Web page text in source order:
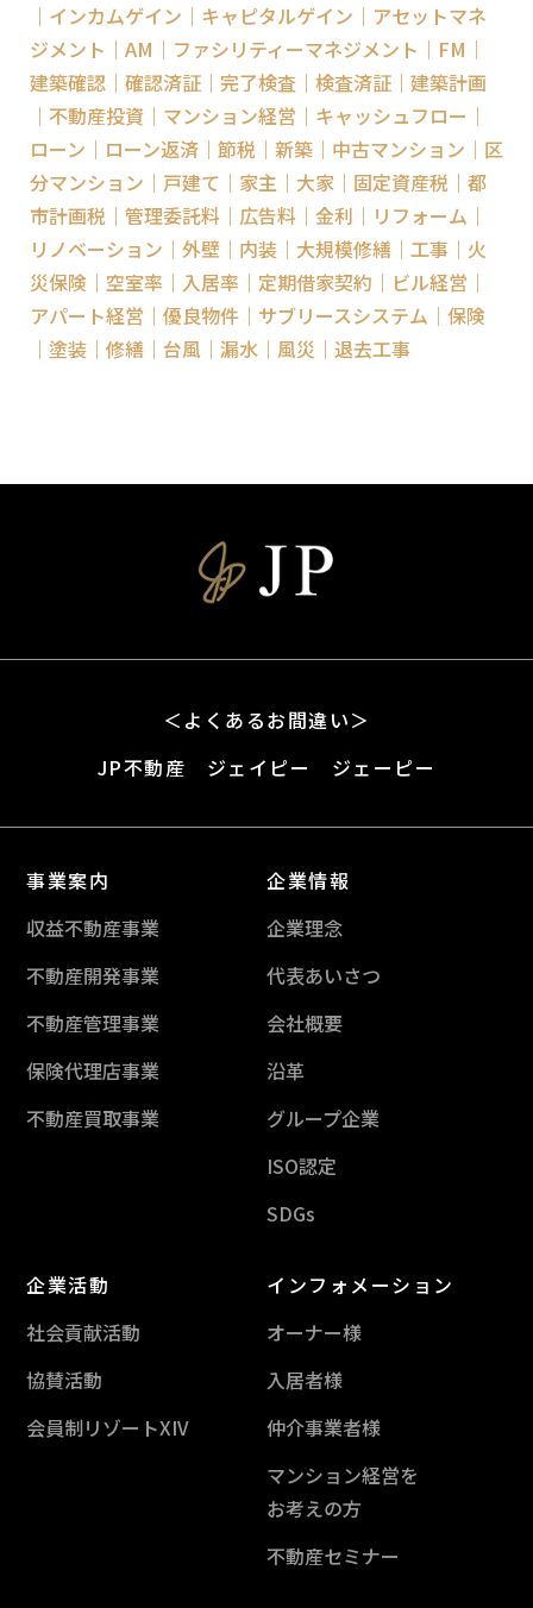
｜インカムゲイン｜キャピタルゲイン｜アセットマネ
ジメント｜AM｜ファシリティーマネジメント｜FM｜
建築確認｜確認済証｜完了検査｜検査済証｜建築計画
｜不動産投資｜マンション経営｜キャッシュフロー｜
ローン｜ローン返済｜節税｜新築｜中古マンション｜区
分マンション｜戸建て｜家主｜大家｜固定資産税｜都
市計画税｜管理委託料｜広告料｜金利｜リフォーム｜
リノベーション｜外壁｜内装｜大規模修繕｜工事｜火
災保険｜空室率｜入居率｜定期借家契約｜ビル経営｜
アパート経営｜優良物件｜サブリースシステム｜保険
｜塗装｜修繕｜台風｜漏水｜風災｜退去工事
＜よくあるお間違い＞
JP不動産 ジェイピー ジェーピー
事業案内
収益不動産事業
不動産開発事業
不動産管理事業
保険代理店事業
不動産買取事業
企業情報
企業理念
代表あいさつ
会社概要
沿革
グループ企業
ISO認定
SDGs
企業活動
社会貢献活動
協賛活動
会員制リゾートXIV
インフォメーション
オーナー様
入居者様
仲介事業者様
マンション経営を
お考えの方
不動産セミナー